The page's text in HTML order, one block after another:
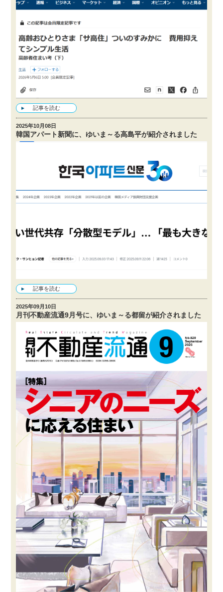
記事を読む
2025年10月08日
韓国アパート新聞に、ゆいま～る高島平が紹介されました
記事を読む
2025年09月10日
月刊不動産流通9月号に、ゆいま～る都留が紹介されました